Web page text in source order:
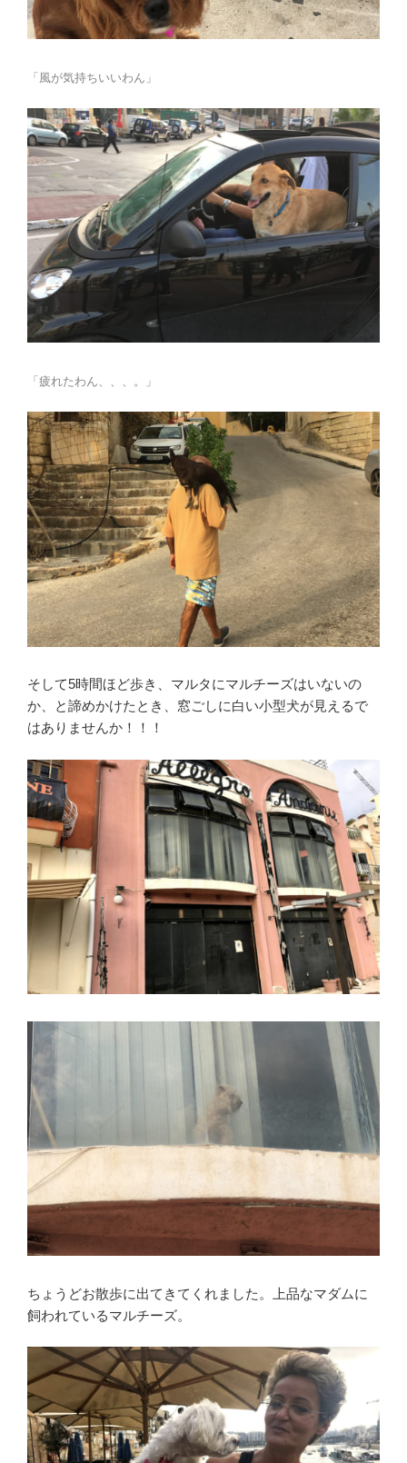
「風が気持ちいいわん」
「疲れたわん、、、。」
そして5時間ほど歩き、マルタにマルチーズはいないの
か、と諦めかけたとき、窓ごしに白い小型犬が見えるで
はありませんか！！！
ちょうどお散歩に出てきてくれました。上品なマダムに
飼われているマルチーズ。